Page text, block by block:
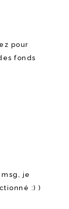
pour
fonds
je
:) )